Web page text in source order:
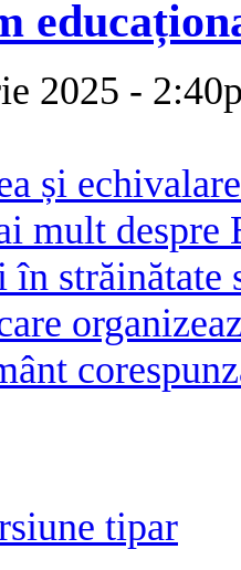
2025 -
și
mult despre
în
tipar